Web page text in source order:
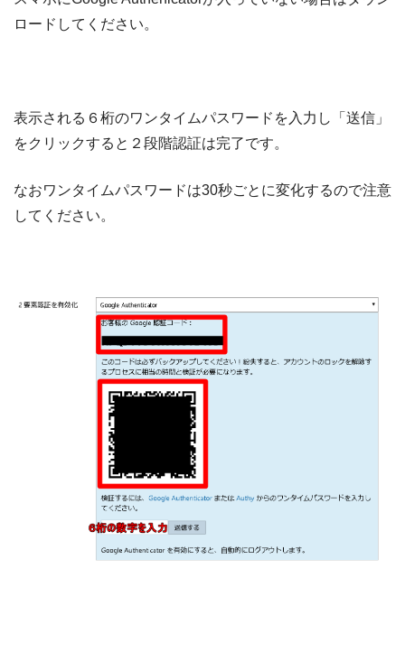
ロードしてください。
表示される６桁のワンタイムパスワードを入力し「送信」
をクリックすると２段階認証は完了です。
なおワンタイムパスワードは30秒ごとに変化するので注意
してください。